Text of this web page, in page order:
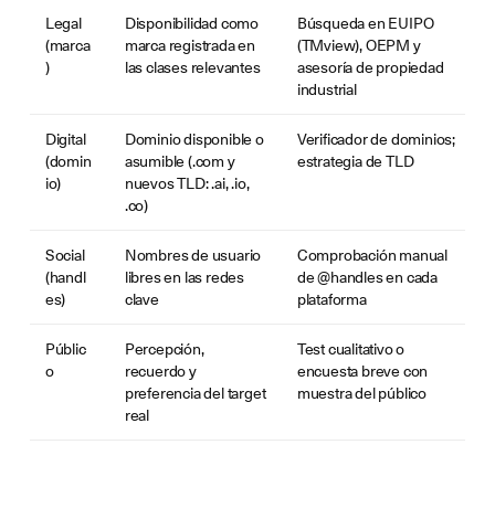
Legal
(marca
)
Disponibilidad como
marca registrada en
las clases relevantes
Búsqueda en EUIPO
(TMview), OEPM y
asesoría de propiedad
industrial
Digital
(domin
io)
Dominio disponible o
asumible (.com y
nuevos TLD: .ai, .io,
.co)
Verificador de dominios;
estrategia de TLD
Social
(handl
es)
Nombres de usuario
libres en las redes
clave
Comprobación manual
de @handles en cada
plataforma
Públic
o
Percepción,
recuerdo y
preferencia del target
real
Test cualitativo o
encuesta breve con
muestra del público